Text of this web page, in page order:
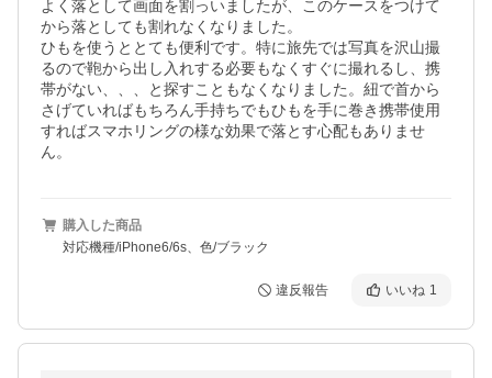
よく落として画面を割っいましたが、このケースをつけて
から落としても割れなくなりました。
ひもを使うととても便利です。特に旅先では写真を沢山撮
るので鞄から出し入れする必要もなくすぐに撮れるし、携
帯がない、、、と探すこともなくなりました。紐で首から
さげていればもちろん手持ちでもひもを手に巻き携帯使用
すればスマホリングの様な効果で落とす心配もありませ
ん。
購入した商品
対応機種/iPhone6/6s、色/ブラック
違反報告 いいね 1